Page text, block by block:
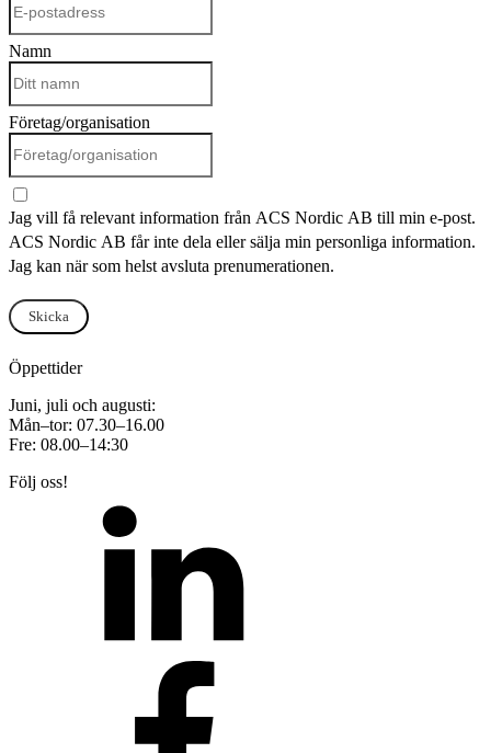
Namn
Företag/organisation
Jag vill få relevant information från ACS Nordic AB till min e-post.
ACS Nordic AB får inte dela eller sälja min personliga information.
Jag kan när som helst avsluta prenumerationen.
Skicka
Öppettider
Juni, juli och augusti:
Mån–tor: 07.30–16.00
Fre: 08.00–14:30
Följ oss!